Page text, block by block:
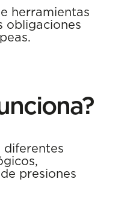
herramientas
obligaciones
diferentes
presiones